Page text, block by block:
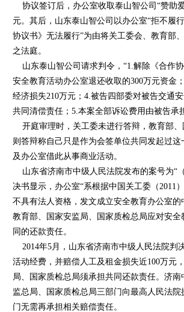
协议签订后，办公室收取泰山智公司“赞助
元。其后，山东泰山智公司以办公室“拒不履
协议书》无法履行”为由将关工委会、教育部
之法庭。
山东泰山智公司请求判令，“1.解除《合作
安全教育活动办公室退还收取的300万元资金
经济损失210万元；4.被告四部委对被告交通
共同清偿责任；5.本案全部诉讼费用由被告承担
开庭审理时，关工委未进行答辩，教育部、
则答辩称自己只是作为会签单位共同发起过
及办公室借此从事商业活动。
山东省济南市中级人民法院发布的案号为“
决书显示，办公室“系根据中国关工委（2011
不具有法人资格，发文成立安全教育办公室的
教育部、国家安监局、国家质检总局应对安
同的还款责任。
2014年5月，山东省济南市中级人民法院判
活动经费，并赔偿人工及租金损失近100万元
局、国家质检总局须承担共同还款责任。济
监总局、国家质检总局三部门向最高人民法
门无需再承担相关赔偿责任。